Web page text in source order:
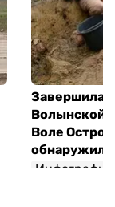
Волынской
Воле
обнаружили